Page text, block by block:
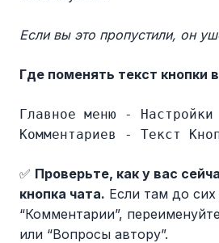
Если вы это пропустили, он
Где поменять текст кнопки
Главное меню -
Комментариев - Текст
✅ Проверьте, как у вас
кнопка чата. Если там до сих
“Комментарии”,
или “Вопросы автору”.